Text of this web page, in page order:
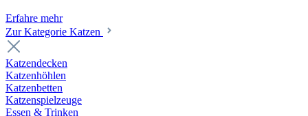
Erfahre mehr
Zur Kategorie Katzen
Katzendecken
Katzenhöhlen
Katzenbetten
Katzenspielzeuge
Essen & Trinken